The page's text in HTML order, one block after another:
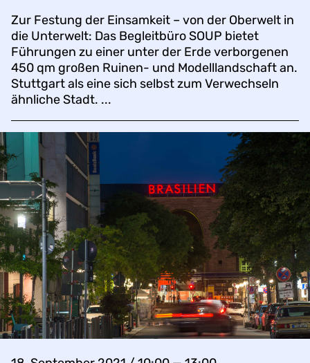
Zur Festung der Einsamkeit – von der Oberwelt in
die Unterwelt: Das Begleitbüro SOUP bietet
Führungen zu einer unter der Erde verborgenen
450 qm großen Ruinen- und Modelllandschaft an.
Stuttgart als eine sich selbst zum Verwechseln
ähnliche Stadt. ...